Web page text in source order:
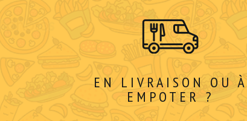
EN LIVRAISON OU À
EMPOTER ?